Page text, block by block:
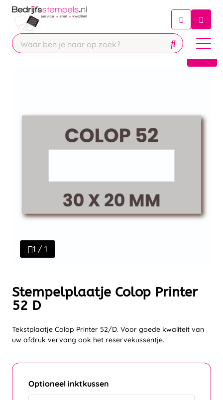
Chatbot
Chat 24/7 met onze chatbot voor
Contact
1 / 1
Stempelplaatje Colop Printer
52 D
Tekstplaatje Colop Printer 52/D. Voor goede kwaliteit van
uw afdruk vervang ook het reservekussentje.
Optioneel inktkussen